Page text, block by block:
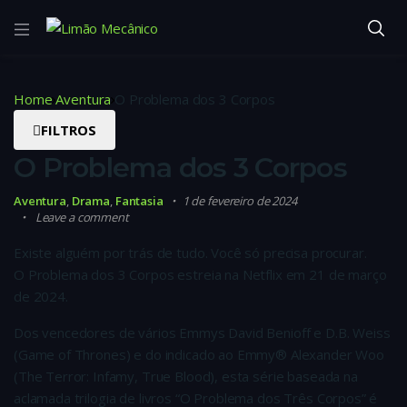
Home Aventura O Problema dos 3 Corpos
FILTROS
O Problema dos 3 Corpos
Aventura, Drama, Fantasia
1 de fevereiro de 2024
Leave a comment
Existe alguém por trás de tudo. Você só precisa procurar.
O Problema dos 3 Corpos estreia na Netflix em 21 de março
de 2024.
Dos vencedores de vários Emmys David Benioff e D.B. Weiss
(Game of Thrones) e do indicado ao Emmy® Alexander Woo
(The Terror: Infamy, True Blood), esta série baseada na
aclamada trilogia de livros “O Problema dos Três Corpos” é